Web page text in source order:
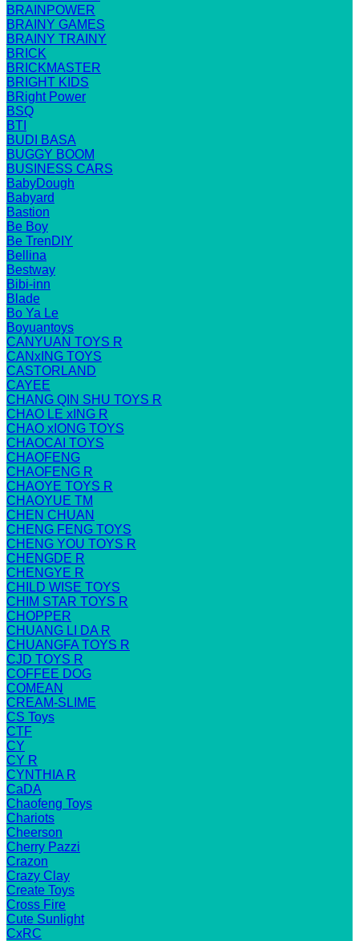
BRAINPOWER
BRAINY GAMES
BRAINY TRAINY
BRICK
BRICKMASTER
BRIGHT KIDS
BRight Power
BSQ
BTI
BUDI BASA
BUGGY BOOM
BUSINESS CARS
BabyDough
Babyard
Bastion
Be Boy
Be TrenDIY
Bellina
Bestway
Bibi-inn
Blade
Bo Ya Le
Boyuantoys
CANYUAN TOYS R
CANxING TOYS
CASTORLAND
CAYEE
CHANG QIN SHU TOYS R
CHAO LE xING R
CHAO xIONG TOYS
CHAOCAI TOYS
CHAOFENG
CHAOFENG R
CHAOYE TOYS R
CHAOYUE TM
CHEN CHUAN
CHENG FENG TOYS
CHENG YOU TOYS R
CHENGDE R
CHENGYE R
CHILD WISE TOYS
CHIM STAR TOYS R
CHOPPER
CHUANG LI DA R
CHUANGFA TOYS R
CJD TOYS R
COFFEE DOG
COMEAN
CREAM-SLIME
CS Toys
CTF
CY
CY R
CYNTHIA R
CaDA
Chaofeng Toys
Chariots
Cheerson
Cherry Pazzi
Crazon
Crazy Clay
Create Toys
Cross Fire
Cute Sunlight
CxRC